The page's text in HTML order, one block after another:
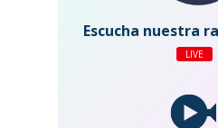
Escucha nuestra
LIVE